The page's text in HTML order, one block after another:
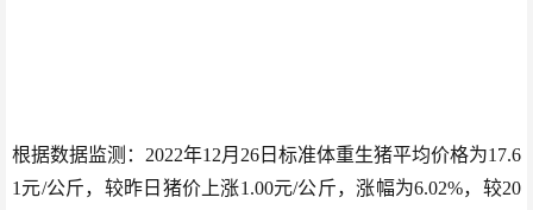
根据数据监测：2022年12月26日标准体重生猪平均价格为17.6
1元/公斤，较昨日猪价上涨1.00元/公斤，涨幅为6.02%，较20